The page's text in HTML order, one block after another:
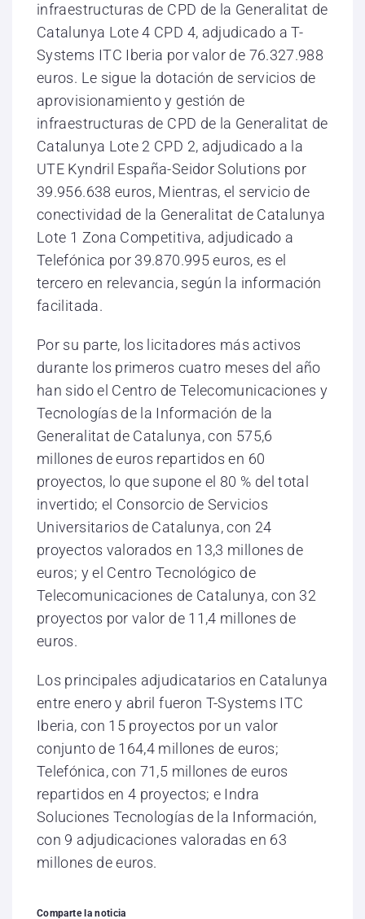
infraestructuras de CPD de la Generalitat de
Catalunya Lote 4 CPD 4, adjudicado a T-
Systems ITC Iberia por valor de 76.327.988
euros. Le sigue la dotación de servicios de
aprovisionamiento y gestión de
infraestructuras de CPD de la Generalitat de
Catalunya Lote 2 CPD 2, adjudicado a la
UTE Kyndril España-Seidor Solutions por
39.956.638 euros, Mientras, el servicio de
conectividad de la Generalitat de Catalunya
Lote 1 Zona Competitiva, adjudicado a
Telefónica por 39.870.995 euros, es el
tercero en relevancia, según la información
facilitada.
Por su parte, los licitadores más activos
durante los primeros cuatro meses del año
han sido el Centro de Telecomunicaciones y
Tecnologías de la Información de la
Generalitat de Catalunya, con 575,6
millones de euros repartidos en 60
proyectos, lo que supone el 80 % del total
invertido; el Consorcio de Servicios
Universitarios de Catalunya, con 24
proyectos valorados en 13,3 millones de
euros; y el Centro Tecnológico de
Telecomunicaciones de Catalunya, con 32
proyectos por valor de 11,4 millones de
euros.
Los principales adjudicatarios en Catalunya
entre enero y abril fueron T-Systems ITC
Iberia, con 15 proyectos por un valor
conjunto de 164,4 millones de euros;
Telefónica, con 71,5 millones de euros
repartidos en 4 proyectos; e Indra
Soluciones Tecnologías de la Información,
con 9 adjudicaciones valoradas en 63
millones de euros.
Comparte la noticia